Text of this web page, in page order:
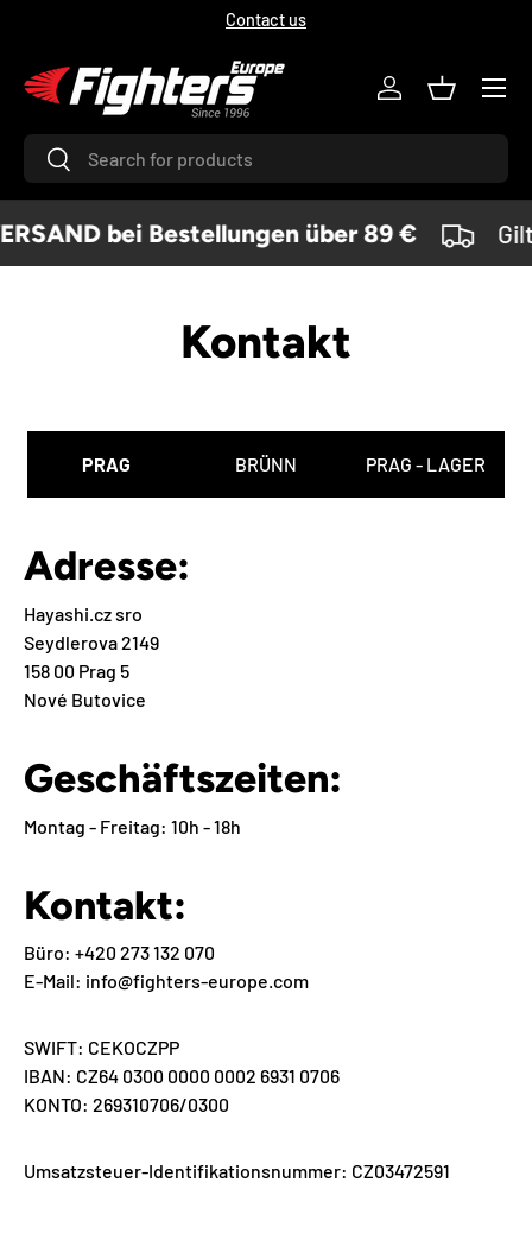
Contact us
Suchen
Suchen
Einloggen
Menü
bei Bestellungen über 89 €
Kontakt
PRAG BRÜNN PRAG - LAGER
Adresse:
Hayashi.cz sro
Seydlerova 2149
158 00 Prag 5
Nové Butovice
Geschäftszeiten:
Montag - Freitag: 10h - 18h
Kontakt:
Büro: +420 273 132 070
E-Mail: info@fighters-europe.com
SWIFT: CEKOCZPP
IBAN: CZ64 0300 0000 0002 6931 0706
KONTO: 269310706/0300
Umsatzsteuer-Identifikationsnummer: CZ03472591